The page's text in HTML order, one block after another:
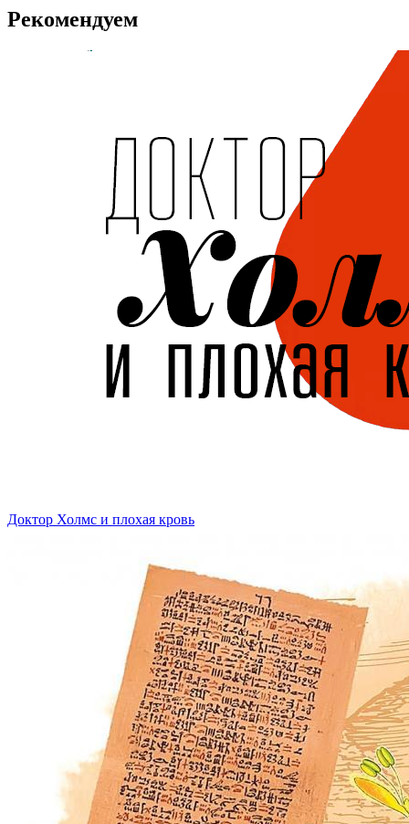
Рекомендуем
Доктор Холмс и плохая кровь